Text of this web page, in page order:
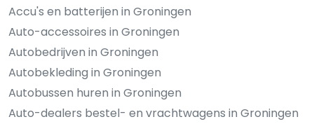
Accu's en batterijen in Groningen
Auto-accessoires in Groningen
Autobedrijven in Groningen
Autobekleding in Groningen
Autobussen huren in Groningen
Auto-dealers bestel- en vrachtwagens in Groningen